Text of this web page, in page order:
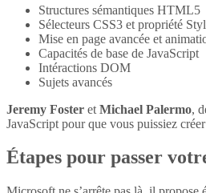
Structures sémantiques HTML5
Sélecteurs CSS3 et propriété
Mise en page avancée et
Capacités de base de JavaScript
Intéractions DOM
Sujets avancés
Jeremy Foster et Michael Palermo,
JavaScript pour que vous puissiez
Étapes pour passer